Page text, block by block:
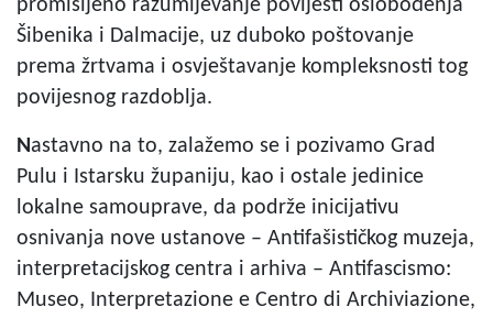
promišljeno razumijevanje povijesti oslobođenja
Šibenika i Dalmacije, uz duboko poštovanje
prema žrtvama i osvještavanje kompleksnosti tog
povijesnog razdoblja.
Nastavno na to, zalažemo se i pozivamo Grad
Pulu i Istarsku županiju, kao i ostale jedinice
lokalne samouprave, da podrže inicijativu
osnivanja nove ustanove – Antifašističkog muzeja,
interpretacijskog centra i arhiva – Antifascismo:
Museo, Interpretazione e Centro di Archiviazione,